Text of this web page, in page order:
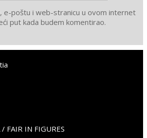
e-poštu i web-stranicu u ovom internet
put kada budem komentirao.
/ FAIR IN FIGURES